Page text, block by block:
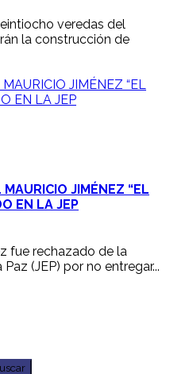
veredas del
la construcción de
JIMÉNEZ “EL
EN LA JEP
JIMÉNEZ “EL
EN LA JEP
fue rechazado de la
(JEP) por no entregar...